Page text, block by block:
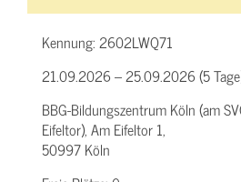
Kennung:2602LWQ71
21.09.2026 – 25.09.2026 (5
BBG-Bildungszentrum Köln (am
Eifeltor), Am Eifeltor 1,
50997 Köln